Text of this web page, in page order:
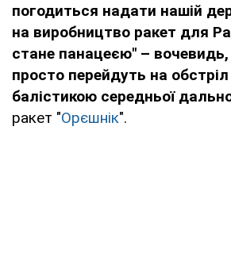
погодиться надати нашій
на виробництво ракет для
стане панацеєю" –
просто перейдуть на обстріл
балістикою середньої
ракет "Орєшнік".